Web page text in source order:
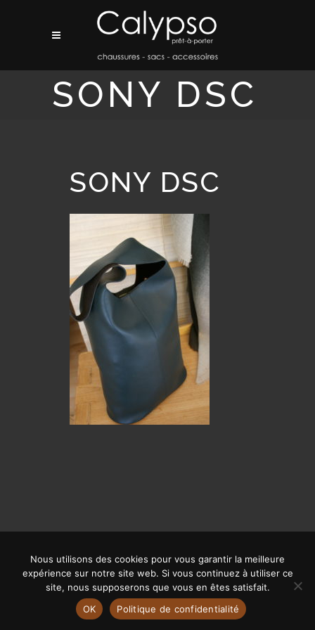
SONY DSC
SONY DSC
© CALYPSO 2019 | SITE RÉALISÉ PAR OFFPIX COMMUNICATION
MENTIONS LÉGALES
Nous utilisons des cookies pour vous garantir la meilleure
expérience sur notre site web. Si vous continuez à utiliser ce
site, nous supposerons que vous en êtes satisfait.
OK
Politique de confidentialité